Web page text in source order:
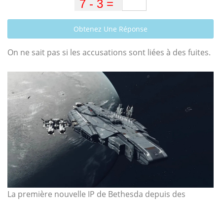
Obtenez Une Réponse
On ne sait pas si les accusations sont liées à des fuites.
La première nouvelle IP de Bethesda depuis des